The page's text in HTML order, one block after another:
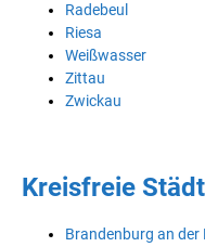
Radebeul
Riesa
Weißwasser
Zittau
Zwickau
Kreisfreie
Brandenburg an der